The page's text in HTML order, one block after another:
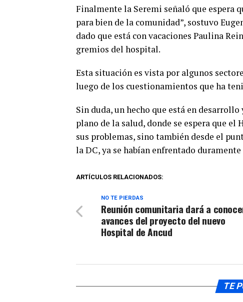
Finalmente la Seremi señaló que espera
para bien de la comunidad”, sostuvo
dado que está con vacaciones Paulina
gremios del hospital.
Esta situación es vista por algunos
luego de los cuestionamientos que ha
Sin duda, un hecho que está en
plano de la salud, donde se espera que
sus problemas, sino también desde el
la DC, ya se habían enfrentado
ARTÍCULOS RELACIONADOS:
NO TE PIERDAS
Reunión comunitaria dará a
avances del proyecto del nuevo
Hospital de Ancud
TE